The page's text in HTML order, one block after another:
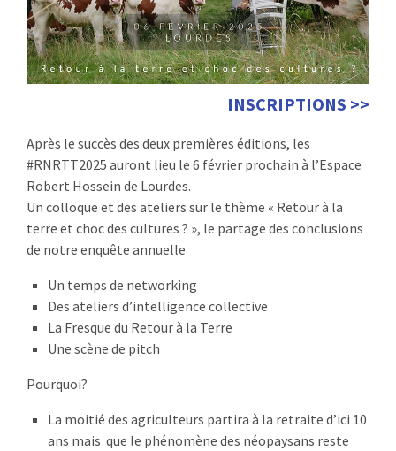
INSCRIPTIONS >>
Après le succès des deux premières éditions, les
#RNRTT2025 auront lieu le 6 février prochain à l’Espace
Robert Hossein de Lourdes.
Un colloque et des ateliers sur le thème « Retour à la
terre et choc des cultures ? », le partage des conclusions
de notre enquête annuelle
Un temps de networking
Des ateliers d’intelligence collective
La Fresque du Retour à la Terre
Une scène de pitch
Pourquoi?
La moitié des agriculteurs partira à la retraite d’ici 10
ans mais que le phénomène des néopaysans reste